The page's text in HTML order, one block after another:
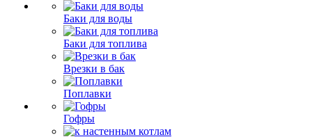
Баки для воды
Баки для топлива
Врезки в бак
Поплавки
Гофры